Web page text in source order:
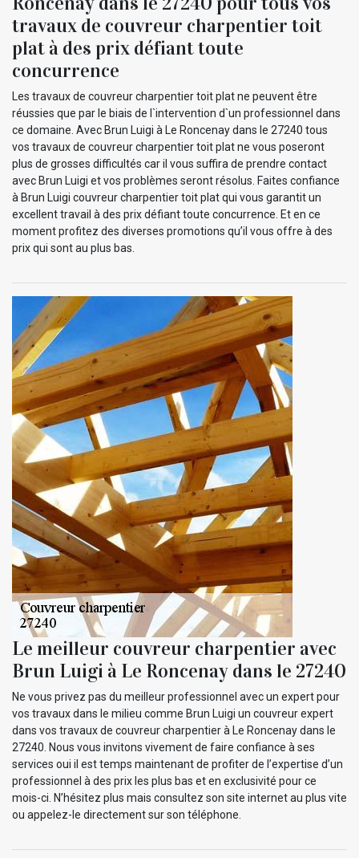
travaux de couvreur charpentier toit
plat à des prix défiant toute
concurrence
Les travaux de couvreur charpentier toit plat ne peuvent être
réussies que par le biais de l`intervention d`un professionnel dans
ce domaine. Avec Brun Luigi à Le Roncenay dans le 27240 tous
vos travaux de couvreur charpentier toit plat ne vous poseront
plus de grosses difficultés car il vous suffira de prendre contact
avec Brun Luigi et vos problèmes seront résolus. Faites confiance
à Brun Luigi couvreur charpentier toit plat qui vous garantit un
excellent travail à des prix défiant toute concurrence. Et en ce
moment profitez des diverses promotions qu’il vous offre à des
prix qui sont au plus bas.
Le meilleur couvreur charpentier avec
Brun Luigi à Le Roncenay dans le 27240
Ne vous privez pas du meilleur professionnel avec un expert pour
vos travaux dans le milieu comme Brun Luigi un couvreur expert
dans vos travaux de couvreur charpentier à Le Roncenay dans le
27240. Nous vous invitons vivement de faire confiance à ses
services oui il est temps maintenant de profiter de l’expertise d’un
professionnel à des prix les plus bas et en exclusivité pour ce
mois-ci. N’hésitez plus mais consultez son site internet au plus vite
ou appelez-le directement sur son téléphone.